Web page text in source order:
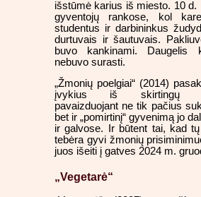
išstūmė karius iš miesto. 10 d.
gyventojų rankose, kol
studentus ir darbininkus
durtuvais ir šautuvais.
buvo kankinami.
nebuvo surasti.
„Žmonių poelgiai“ (2014)
įvykius iš skirtingų
pavaizduojant ne tik pačius
bet ir „pomirtinį“ gyvenimą jo
ir galvose. Ir būtent tai, kad
tebėra gyvi žmonių
juos išeiti į gatves 2024 m.
„Vegetarė“